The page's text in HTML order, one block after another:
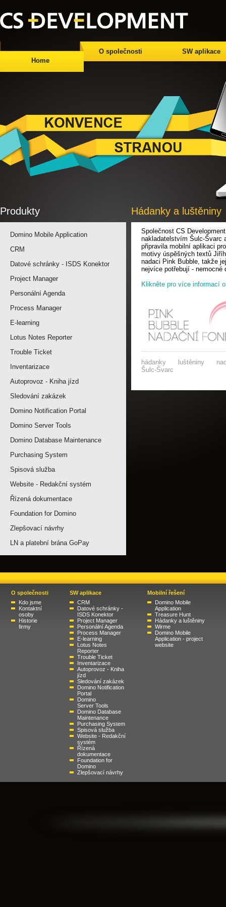
Home
O společnosti SW aplikace
Produkty
Domino Mobile Application
CRM
Datové schránky - ISDS Konektor
Project Manager
Personální Agenda
Process Manager
E-learning
Lotus Notes Reporter
Trouble Ticket
Inventarizace
Autoprovoz - Kniha jízd
Sledování zakázek
Domino Notification Portal
Domino Server Tools
Domino Database Maintenance
Purchasing System
Spisová služba
Website - Redakční systém
Řízená dokumentace
Foundation for Domino
Zlepšovací návrhy
LN a platební brána GoPay
Hádanky a luštěniny
Společnost CS
nakladatelstvím Šulc-Švarc
připravila mobilní aplikaci
motivy úspěšných textů
nadaci Pink Bubble, takže
nejvíce potřebují - nemocné
Klikněte pro více informací
hádanky luštěniny
Šulc-Švarc
O společnosti SW aplikace
Mobilní řešení
Kdo jsme
Kontaktní
osoby
Historie
firmy
CRM
Datové schránky -
ISDS Konektor
Project Manager
Personální Agenda
Process Manager
E-learning
Lotus Notes
Reporter
Trouble Ticket
Inventarizace
Autoprovoz - Kniha
jízd
Sledování zakázek
Domino Notification
Portal
Domino
Server Tools
Domino Database
Maintenance
Purchasing System
Spisová služba
Website - Redakční
systém
Řízená
dokumentace
Foundation for
Domino
Zlepšovací návrhy
Domino Mobile
Application
Treasure Hunt
Hádanky a luštěniny
Wirme
Domino Mobile
Application - project
website